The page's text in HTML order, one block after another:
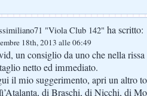
"Viola Club 142" ha scritto:
18th, 2013 alle 06:49
un consiglio da uno che nella
netto ed immediato.
il mio suggerimento, apri un altro
di Braschi, di Nicchi, di